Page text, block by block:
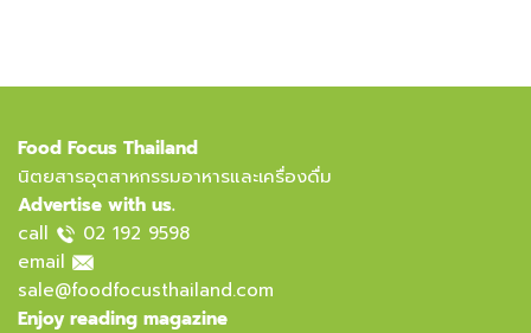
Food Focus Thailand
นิตยสารอุตสาหกรรมอาหารและเครื่องดื่ม
Advertise with us.
call
02 192 9598
email
sale@foodfocusthailand.com
Enjoy reading magazine